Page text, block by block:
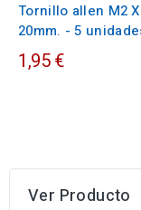
Tornillo allen M2 X
20mm. - 5
1,95 €
Ver Producto